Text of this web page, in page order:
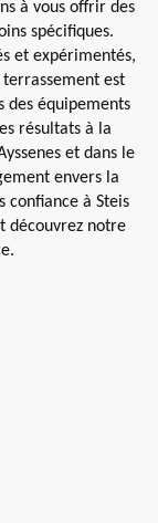
à vous offrir des
spécifiques.
et expérimentés,
terrassement est
des équipements
résultats à la
et dans le
envers la
confiance à Steis
découvrez notre